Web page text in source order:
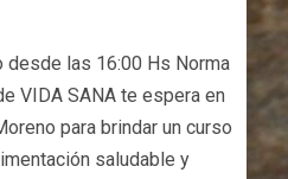
desde las 16:00 Hs Norma
VIDA SANA te espera en
para brindar un curso
saludable y